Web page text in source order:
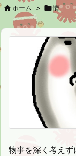
ホーム > 情
物事を深く考え